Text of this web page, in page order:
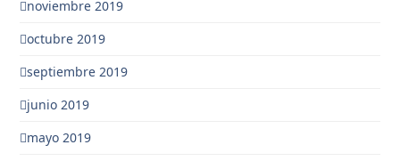
noviembre 2019
octubre 2019
septiembre 2019
junio 2019
mayo 2019